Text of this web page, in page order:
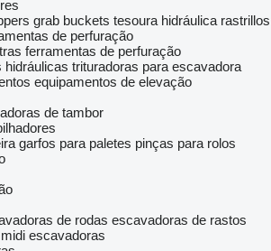
grab buckets tesoura hidráulica rastrillos
de perfuração
ferramentas de perfuração
hidráulicas trituradoras para escavadora
equipamentos de elevação
de tambor
garfos para paletes pinças para rolos
de rodas escavadoras de rastos
midi escavadoras